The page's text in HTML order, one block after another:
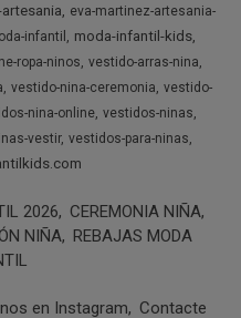
eva-martinez-artesania-
infantil
moda-infantil-kids
ropa-ninos vestido-arras-nina
vestido-nina-ceremonia vestido-
nina-online vestidos-ninas
vestir vestidos-para-ninas
2026
CEREMONIA NIÑA
NIÑA REBAJAS MODA
en Instagram Contacte